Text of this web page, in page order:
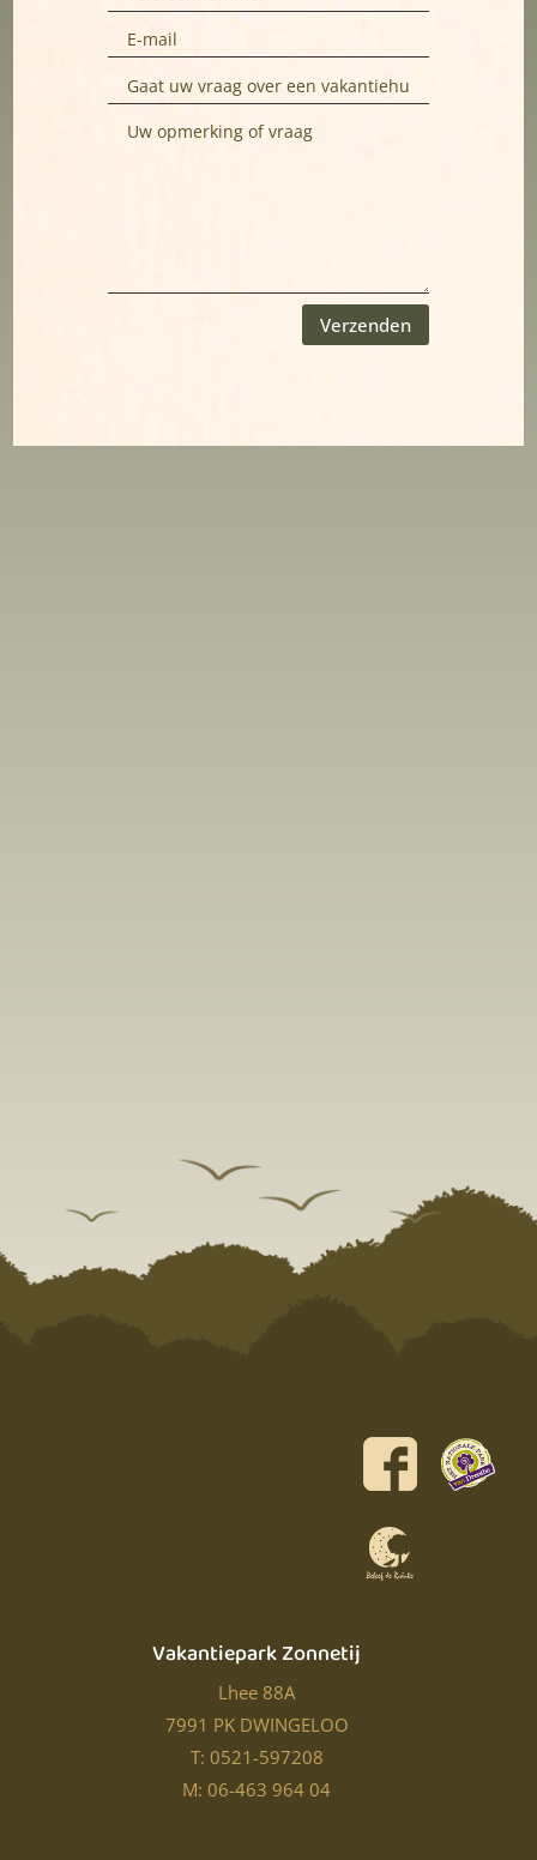
Verzenden
Vakantiepark Zonnetij
Lhee 88A
7991 PK DWINGELOO
T: 0521-597208
M: 06-463 964 04